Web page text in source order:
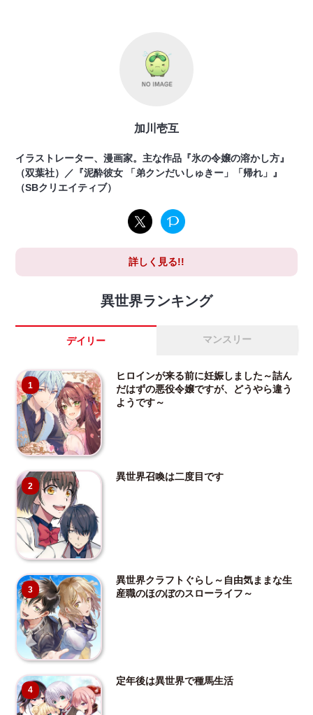
加川壱互
イラストレーター、漫画家。主な作品『氷の令嬢の溶かし方』
（双葉社）／『泥酔彼女 「弟クンだいしゅきー」「帰れ」』
（SBクリエイティブ）
詳しく見る!!
異世界ランキング
デイリー マンスリー
1
ヒロインが来る前に妊娠しました～詰ん
だはずの悪役令嬢ですが、どうやら違う
ようです～
2
異世界召喚は二度目です
3
異世界クラフトぐらし～自由気ままな生
産職のほのぼのスローライフ～
4
定年後は異世界で種馬生活